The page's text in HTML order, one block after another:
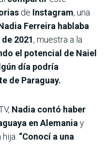
de Instagram, una
Ferreira hablaba
2021, muestra a la
el potencial de Naiel
día podría
de Paraguay.
Nadia contó haber
en Alemania y
“Conocí a una